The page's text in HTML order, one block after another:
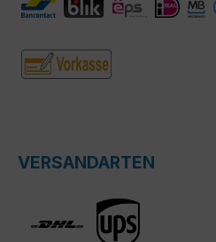
VERSANDARTEN